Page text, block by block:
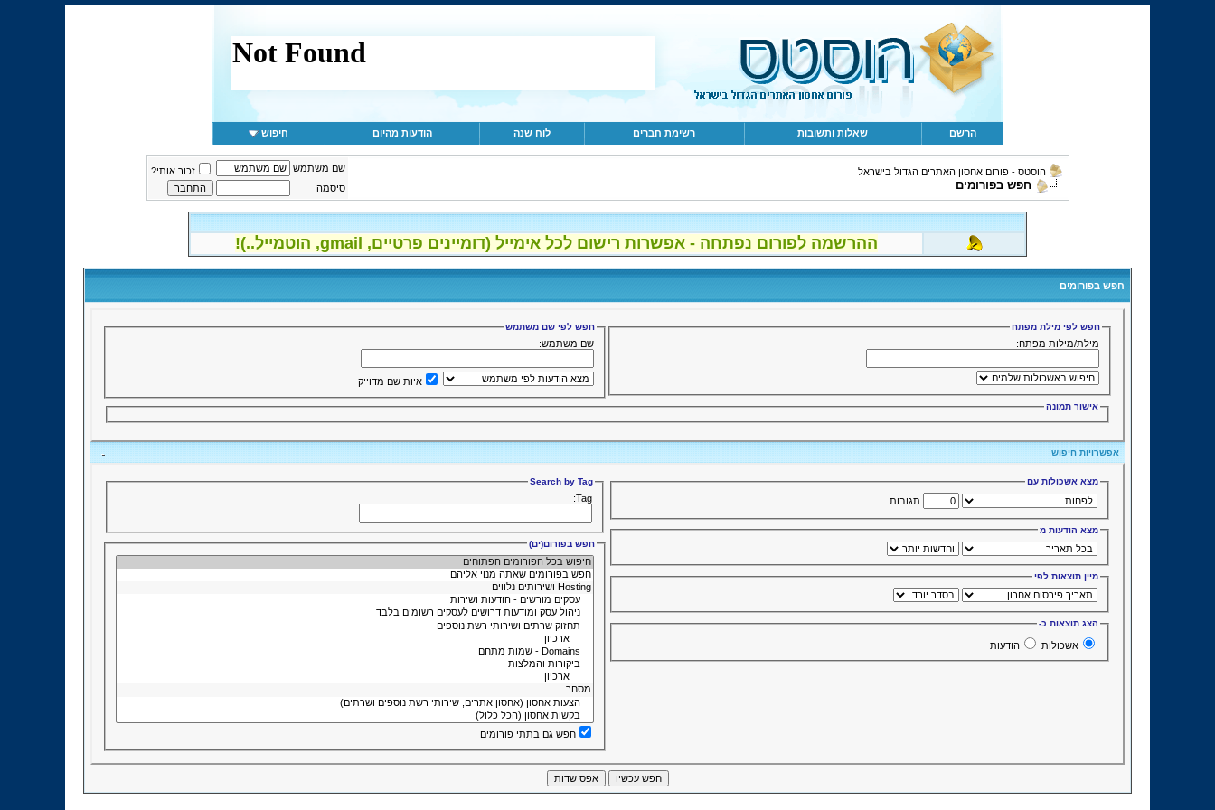
הרשם שאלות ותשובות רשימת חברים לוח שנה הודעות מהיום חיפוש
הוסטס - פורום אחסון האתרים הגדול בישראל
חפש בפורומים
שם משתמש
זכור אותי?
סיסמה
ההרשמה לפורום נפתחה - אפשרות רישום לכל אימייל (דומיינים פרטיים, gmail, הוטמייל..)!
חפש בפורומים
חפש לפי מילת מפתח
מילת/מילות מפתח:
חפש לפי שם משתמש
שם משתמש:
איות שם מדוייק
אישור תמונה
אפשרויות חיפוש
מצא אשכולות עם
תגובות
מצא הודעות מ
מיין תוצאות לפי
הצג תוצאות כ-
אשכולות הודעות
Search by Tag
Tag:
חפש בפורום(ים)
חפש גם בתתי פורומים